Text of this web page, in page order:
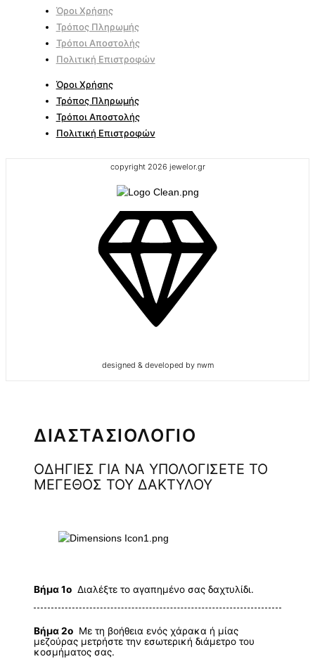
Όροι Χρήσης
Τρόπος Πληρωμής
Τρόποι Αποστολής
Πολιτική Επιστροφών
Όροι Χρήσης
Τρόπος Πληρωμής
Τρόποι Αποστολής
Πολιτική Επιστροφών
copyright 2026 jewelor.gr
designed & developed by nwm
ΔΙΑΣΤΑΣΙΟΛΟΓΙΟ
ΟΔΗΓΙΕΣ ΓΙΑ ΝΑ ΥΠΟΛΟΓΙΣΕΤΕ ΤΟ
ΜΕΓΕΘΟΣ ΤΟΥ ΔΑΚΤΥΛΟΥ
Βήμα 1ο Διαλέξτε το αγαπημένο σας δαχτυλίδι.
Βήμα 2ο Με τη βοήθεια ενός χάρακα ή μίας
μεζούρας μετρήστε την εσωτερική διάμετρο του
κοσμήματος σας.